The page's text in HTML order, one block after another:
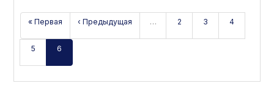
« Первая ‹ Предыдущая … 2 3 4
5 6